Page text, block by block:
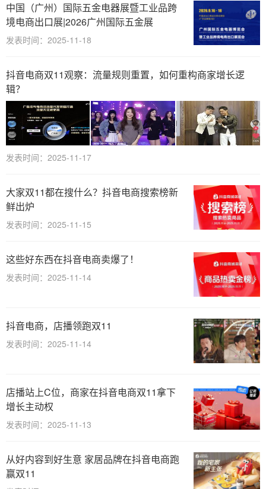
中国（广州）国际五金电器展暨工业品跨
境电商出口展|2026广州国际五金展
发表时间：2025-11-18
抖音电商双11观察：流量规则重置，如何重构商家增长逻
辑？
发表时间：2025-11-17
大家双11都在搜什么？抖音电商搜索榜新
鲜出炉
发表时间：2025-11-15
这些好东西在抖音电商卖爆了！
发表时间：2025-11-14
抖音电商，店播领跑双11
发表时间：2025-11-14
店播站上C位，商家在抖音电商双11拿下
增长主动权
发表时间：2025-11-13
从好内容到好生意 家居品牌在抖音电商跑
赢双11